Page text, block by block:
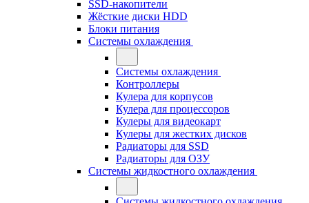
SSD-накопители
Жёсткие диски HDD
Блоки питания
Системы охлаждения
Системы охлаждения
Контроллеры
Кулера для корпусов
Кулера для процессоров
Кулеры для видеокарт
Кулеры для жестких дисков
Радиаторы для SSD
Радиаторы для ОЗУ
Системы жидкостного охлаждения